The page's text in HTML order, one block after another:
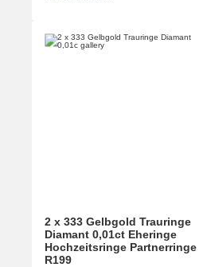
2 x 333 Gelbgold Trauringe
Diamant 0,01ct Eheringe
Hochzeitsringe Partnerringe
R199